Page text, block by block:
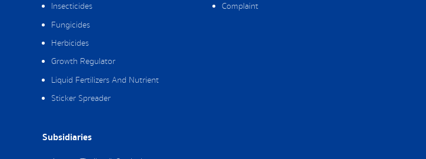
Insecticides
Fungicides
Herbicides
Growth Regulator
Liquid Fertilizers And Nutrient
Sticker Spreader
Subsidiaries
Complaint